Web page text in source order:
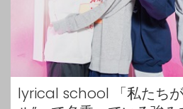
lyrical school 「私たちが